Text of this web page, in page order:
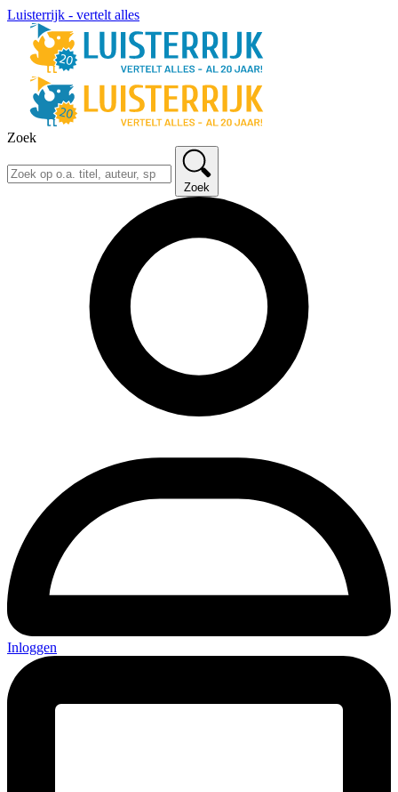
Luisterrijk - vertelt alles
Zoek
Zoek
Inloggen